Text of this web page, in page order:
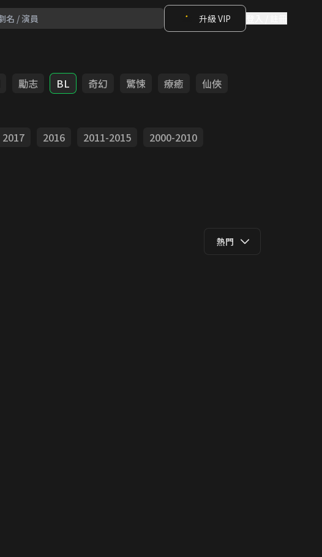
升級 VIP
勵志 BL 奇幻 驚悚 療癒
仙俠
2017 2016 2011-2015
2000-2010
熱門